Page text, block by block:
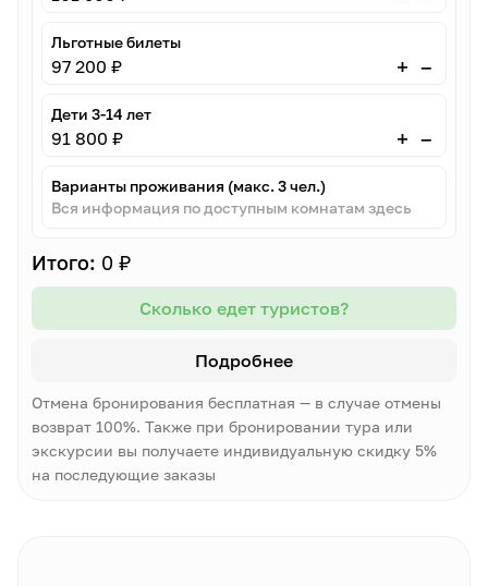
Льготные билеты
97 200 ₽ + –
Дети 3-14 лет
91 800 ₽ + –
Варианты проживания (макс. 3 чел.)
Вся информация по доступным комнатам здесь
Итого: 0 ₽
Сколько едет туристов?
Подробнее
Отмена бронирования бесплатная — в случае отмены
возврат 100%. Также при бронировании тура или
экскурсии вы получаете индивидуальную скидку 5%
на последующие заказы